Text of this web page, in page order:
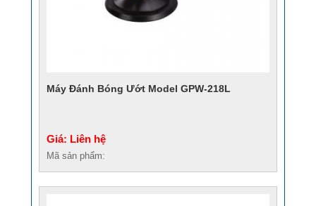
Máy Đánh Bóng Ướt Model GPW-218L
Giá: Liên hệ
Mã sản phẩm: